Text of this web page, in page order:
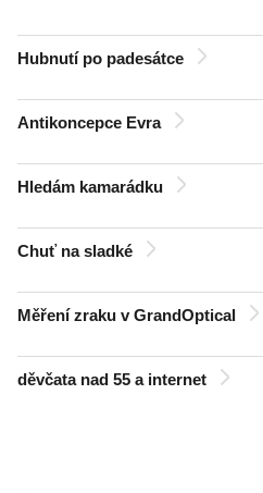
Hubnutí po padesátce
Antikoncepce Evra
Hledám kamarádku
Chuť na sladké
Měření zraku v GrandOptical
děvčata nad 55 a internet